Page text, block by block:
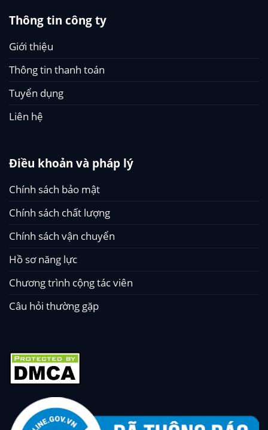
Thông tin công ty
Giới thiệu
Thông tin thanh toán
Tuyển dụng
Liên hệ
Điều khoản và pháp lý
Chính sách bảo mật
Chính sách chất lượng
Chính sách vận chuyển
Hồ sơ năng lực
Chương trình cộng tác viên
Câu hỏi thường gặp